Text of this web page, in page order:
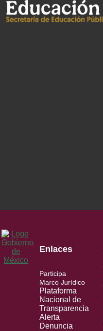
Enlaces
Participa
Marco Jurídico
Plataforma
Nacional de
Transparencia
Alerta
Denuncia